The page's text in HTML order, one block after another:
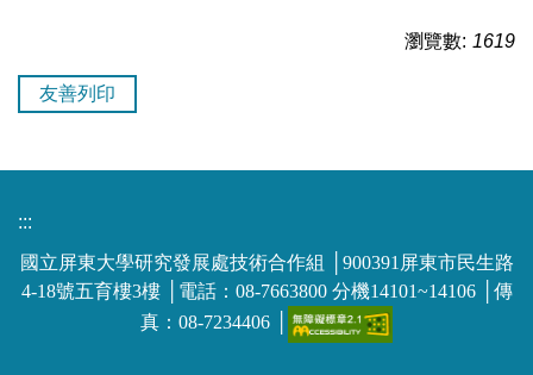
瀏覽數: 1619
友善列印
:::
國立屏東大學研究發展處技術合作組 │900391屏東市民生路
4-18號五育樓3樓 │電話：08-7663800 分機14101~14106 │傳
真：08-7234406 │